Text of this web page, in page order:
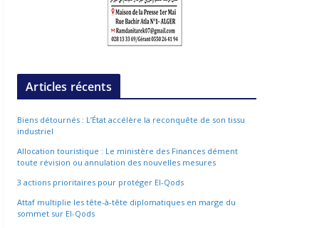
Articles récents
Biens détournés : L’État accélère la reconquête de son tissu
industriel
Allocation touristique : Le ministère des Finances dément
toute révision ou annulation des nouvelles mesures
3 actions prioritaires pour protéger El-Qods
Attaf multiplie les tête-à-tête diplomatiques en marge du
sommet sur El-Qods